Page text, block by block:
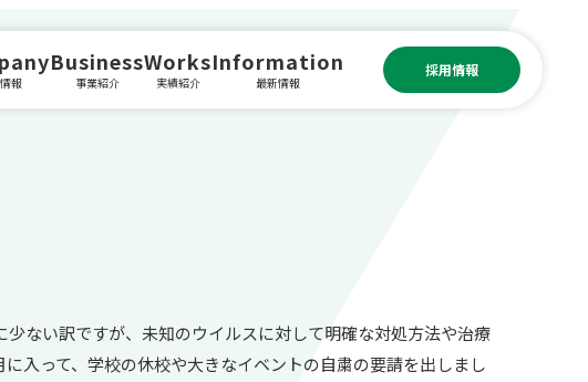
報
Business
事業紹介
Works
実績紹介
Information
最新情報
採用情報
ない訳ですが、未知のウイルスに対して明確な対処方法や治療
入って、学校の休校や大きなイベントの自粛の要請を出しまし